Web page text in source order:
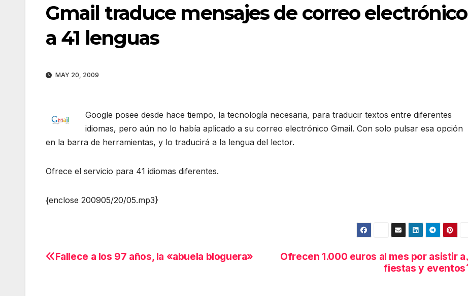
Gmail traduce mensajes de correo electrónico
a 41 lenguas
MAY 20, 2009
Google posee desde hace tiempo, la tecnología necesaria, para traducir textos entre diferentes
idiomas, pero aún no lo había aplicado a su correo electrónico Gmail. Con solo pulsar esa opción
en la barra de herramientas, y lo traducirá a la lengua del lector.
Ofrece el servicio para 41 idiomas diferentes.
{enclose 200905/20/05.mp3}
Navegación
Ofrecen 1.000 euros al mes por asistir a
fiestas y eventos
Fallece a los 97 años, la «abuela bloguera»